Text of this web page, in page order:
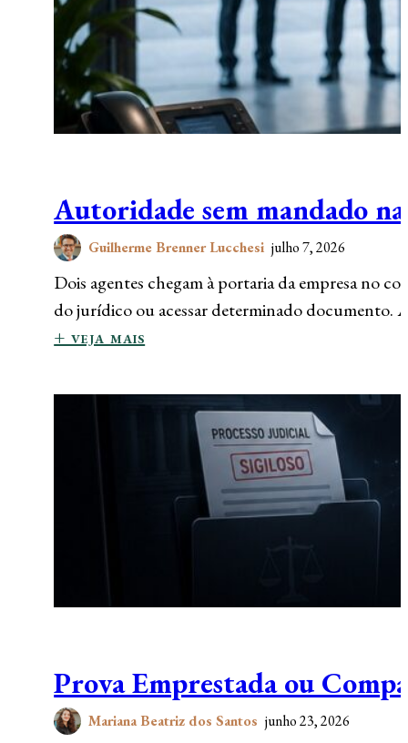
Autoridade sem mandado
Guilherme Brenner Lucchesi julho 7, 2026
Dois agentes chegam à portaria da empresa no
do jurídico ou acessar determinado documento.
+ veja mais
Prova Emprestada ou
Mariana Beatriz dos Santos junho 23, 2026